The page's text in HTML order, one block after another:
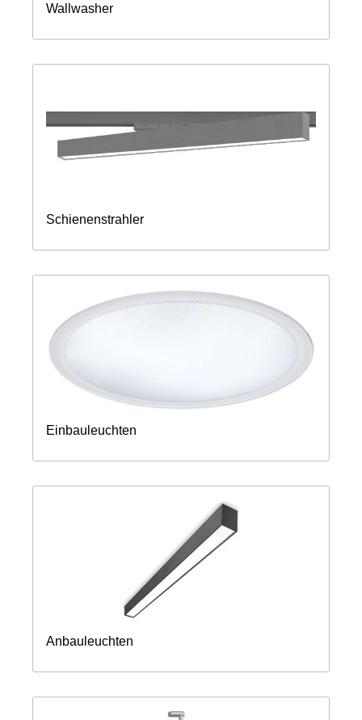
Wallwasher
Schienenstrahler
Einbauleuchten
Anbauleuchten